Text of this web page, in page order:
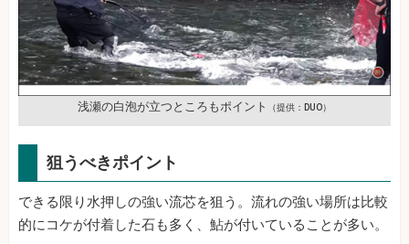
浅瀬の白泡が立つところもポイント （提供：DUO）
狙うべきポイント
できる限り水押しの強い流芯を狙う。流れの強い場所は比較
的にコケが付着した石も多く、鮎が付いていることが多い。